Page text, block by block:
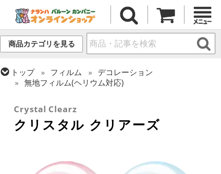
商品カテゴリを見る
トップ フィルム
デコレーション
無地フィルム(ヘリウム対応)
Crystal Clearz
クリスタル クリアーズ